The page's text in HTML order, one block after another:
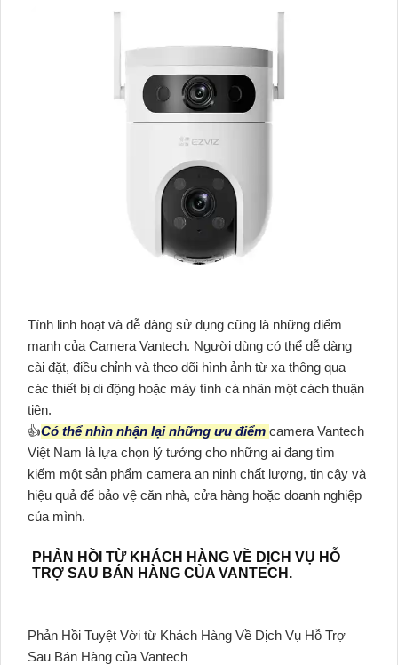
Tính linh hoạt và dễ dàng sử dụng cũng là những điểm
mạnh của Camera Vantech. Người dùng có thể dễ dàng
cài đặt, điều chỉnh và theo dõi hình ảnh từ xa thông qua
các thiết bị di động hoặc máy tính cá nhân một cách thuận
tiện.
👍Có thể nhìn nhận lại những ưu điểm camera Vantech
Việt Nam là lựa chọn lý tưởng cho những ai đang tìm
kiếm một sản phẩm camera an ninh chất lượng, tin cậy và
hiệu quả để bảo vệ căn nhà, cửa hàng hoặc doanh nghiệp
của mình.
PHẢN HỒI TỪ KHÁCH HÀNG VỀ DỊCH VỤ HỖ
TRỢ SAU BÁN HÀNG CỦA VANTECH.
Phản Hồi Tuyệt Vời từ Khách Hàng Về Dịch Vụ Hỗ Trợ
Sau Bán Hàng của Vantech